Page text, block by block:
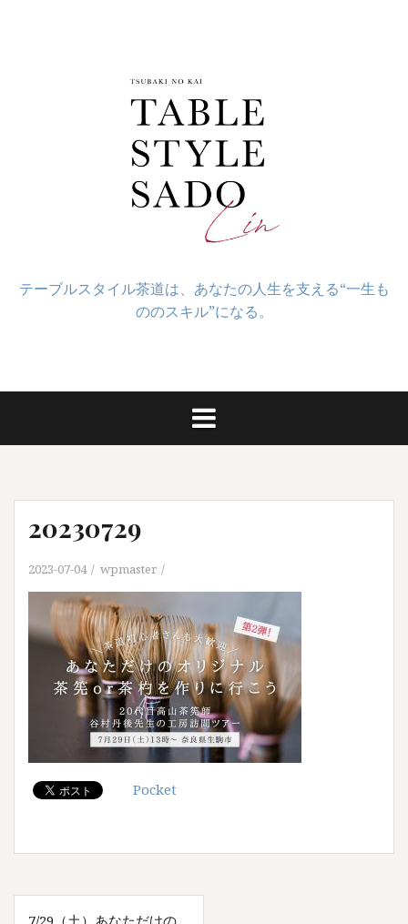
テーブルスタイル茶道は、あなたの人生を支える“一生も
ののスキル”になる。
20230729
2023-07-04 wpmaster
Pocket
投
7/29（土）あなただけの